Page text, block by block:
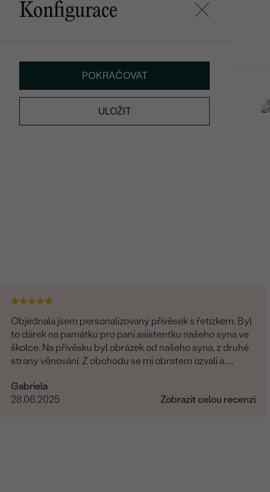
Konfigurace
POKRAČOVAT
ULOŽIT
od 25 290 Kč od 29 090
Objednala jsem personalizovaný přívěsek s řetízkem. Byl
to dárek na památku pro paní asistentku našeho syna ve
školce. Na přívěsku byl obrázek od našeho syna, z druhé
strany věnování. Z obchodu se mi obratem ozvali a
nádherný, udělal velikou radost, je originální a opravdová
památka. Jednání s paní po e-mailu bylo rychlé a
Gabriela
28.06.2025
Zobrazit celou recenzi